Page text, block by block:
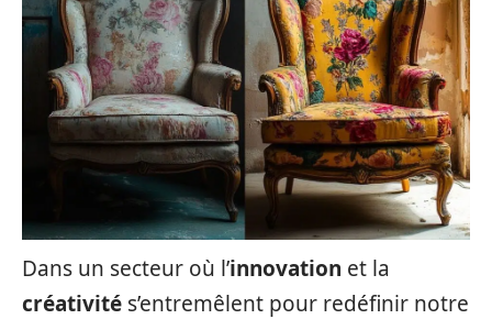
Dans un secteur où l’innovation et la
créativité s’entremêlent pour redéfinir notre